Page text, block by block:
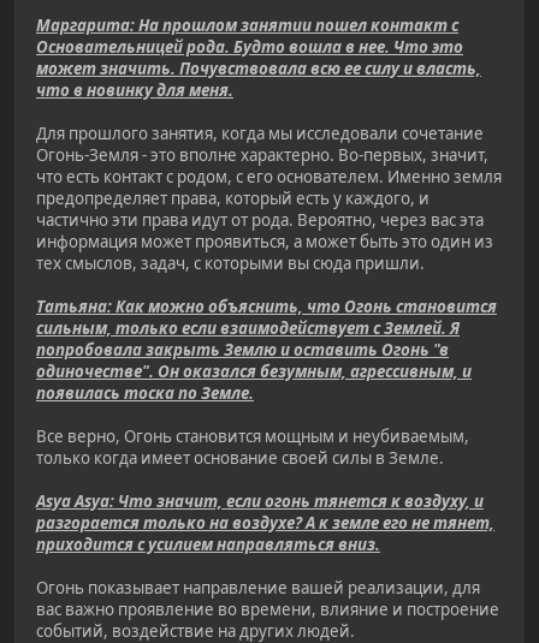
Маргарита: На прошлом занятии пошел контакт с
Основательницей рода. Будто вошла в нее. Что это
может значить. Почувствовала всю ее силу и власть,
что в новинку для меня.
Для прошлого занятия, когда мы исследовали сочетание
Огонь-Земля - это вполне характерно. Во-первых, значит,
что есть контакт с родом, с его основателем. Именно земля
предопределяет права, который есть у каждого, и
частично эти права идут от рода. Вероятно, через вас эта
информация может проявиться, а может быть это один из
тех смыслов, задач, с которыми вы сюда пришли.
Татьяна: Как можно объяснить, что Огонь становится
сильным, только если взаимодействует с Землей. Я
попробовала закрыть Землю и оставить Огонь "в
одиночестве". Он оказался безумным, агрессивным, и
появилась тоска по Земле.
Все верно, Огонь становится мощным и неубиваемым,
только когда имеет основание своей силы в Земле.
Asya Asya: Что значит, если огонь тянется к воздуху, и
разгорается только на воздухе? А к земле его не тянет,
приходится с усилием направляться вниз.
Огонь показывает направление вашей реализации, для
вас важно проявление во времени, влияние и построение
событий, воздействие на других людей.